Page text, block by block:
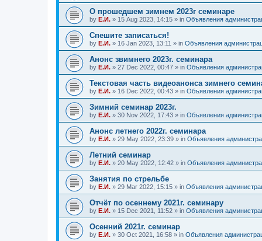
О прошедшем зимнем 2023г семинаре
by Е.И. » 15 Aug 2023, 14:15 » in Объявления
Спешите записаться!
by Е.И. » 16 Jan 2023, 13:11 » in Объявления
Анонс звимнего 2023г. семинара
by Е.И. » 27 Dec 2022, 00:47 » in Объявления
Текстовая часть видеоанонса зимнего
by Е.И. » 16 Dec 2022, 00:43 » in Объявления
Зимний семинар 2023г.
by Е.И. » 30 Nov 2022, 17:43 » in Объявления
Анонс летнего 2022г. семинара
by Е.И. » 29 May 2022, 23:39 » in Объявления
Летний семинар
by Е.И. » 20 May 2022, 12:42 » in Объявления
Занятия по стрельбе
by Е.И. » 29 Mar 2022, 15:15 » in Объявления
Отчёт по осеннему 2021г. семинару
by Е.И. » 15 Dec 2021, 11:52 » in Объявления
Осенний 2021г. семинар
by Е.И. » 30 Oct 2021, 16:58 » in Объявления